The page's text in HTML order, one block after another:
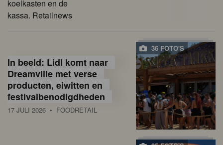
koelkasten en de
kassa. Retailnews
36 FOTO'S
In beeld: Lidl komt naar
Dreamville met verse
producten, eiwitten en
festivalbenodigdheden
17 JULI 2026 • FOODRETAIL